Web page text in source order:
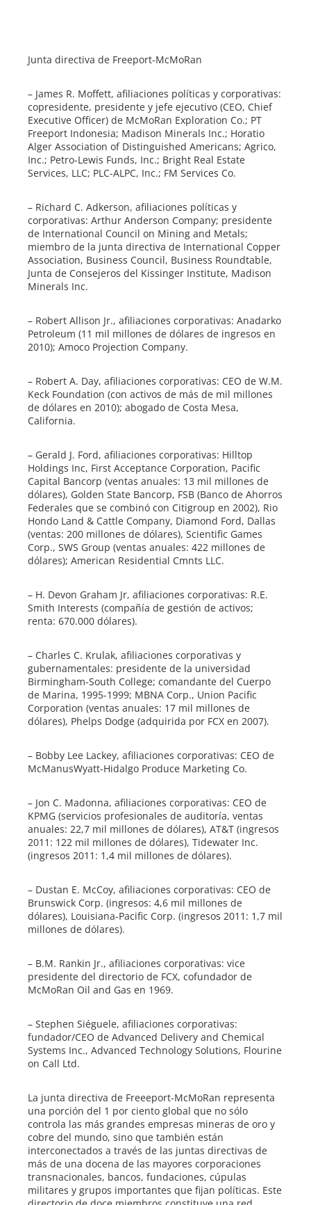
Junta directiva de Freeport-McMoRan
– James R. Moffett, afiliaciones políticas y corporativas:
copresidente, presidente y jefe ejecutivo (CEO, Chief
Executive Officer) de McMoRan Exploration Co.; PT
Freeport Indonesia; Madison Minerals Inc.; Horatio
Alger Association of Distinguished Americans; Agrico,
Inc.; Petro-Lewis Funds, Inc.; Bright Real Estate
Services, LLC; PLC-ALPC, Inc.; FM Services Co.
– Richard C. Adkerson, afiliaciones políticas y
corporativas: Arthur Anderson Company; presidente
de International Council on Mining and Metals;
miembro de la junta directiva de International Copper
Association, Business Council, Business Roundtable,
Junta de Consejeros del Kissinger Institute, Madison
Minerals Inc.
– Robert Allison Jr., afiliaciones corporativas: Anadarko
Petroleum (11 mil millones de dólares de ingresos en
2010); Amoco Projection Company.
– Robert A. Day, afiliaciones corporativas: CEO de W.M.
Keck Foundation (con activos de más de mil millones
de dólares en 2010); abogado de Costa Mesa,
California.
– Gerald J. Ford, afiliaciones corporativas: Hilltop
Holdings Inc, First Acceptance Corporation, Pacific
Capital Bancorp (ventas anuales: 13 mil millones de
dólares), Golden State Bancorp, FSB (Banco de Ahorros
Federales que se combinó con Citigroup en 2002), Rio
Hondo Land & Cattle Company, Diamond Ford, Dallas
(ventas: 200 millones de dólares), Scientific Games
Corp., SWS Group (ventas anuales: 422 millones de
dólares); American Residential Cmnts LLC.
– H. Devon Graham Jr, afiliaciones corporativas: R.E.
Smith Interests (compañía de gestión de activos;
renta: 670.000 dólares).
– Charles C. Krulak, afiliaciones corporativas y
gubernamentales: presidente de la universidad
Birmingham-South College; comandante del Cuerpo
de Marina, 1995-1999; MBNA Corp., Union Pacific
Corporation (ventas anuales: 17 mil millones de
dólares), Phelps Dodge (adquirida por FCX en 2007).
– Bobby Lee Lackey, afiliaciones corporativas: CEO de
McManusWyatt-Hidalgo Produce Marketing Co.
– Jon C. Madonna, afiliaciones corporativas: CEO de
KPMG (servicios profesionales de auditoría, ventas
anuales: 22,7 mil millones de dólares), AT&T (ingresos
2011: 122 mil millones de dólares), Tidewater Inc.
(ingresos 2011: 1,4 mil millones de dólares).
– Dustan E. McCoy, afiliaciones corporativas: CEO de
Brunswick Corp. (ingresos: 4,6 mil millones de
dólares), Louisiana-Pacific Corp. (ingresos 2011: 1,7 mil
millones de dólares).
– B.M. Rankin Jr., afiliaciones corporativas: vice
presidente del directorio de FCX, cofundador de
McMoRan Oil and Gas en 1969.
– Stephen Siéguele, afiliaciones corporativas:
fundador/CEO de Advanced Delivery and Chemical
Systems Inc., Advanced Technology Solutions, Flourine
on Call Ltd.
La junta directiva de Freeeport-McMoRan representa
una porción del 1 por ciento global que no sólo
controla las más grandes empresas mineras de oro y
cobre del mundo, sino que también están
interconectados a través de las juntas directivas de
más de una docena de las mayores corporaciones
transnacionales, bancos, fundaciones, cúpulas
militares y grupos importantes que fijan políticas. Este